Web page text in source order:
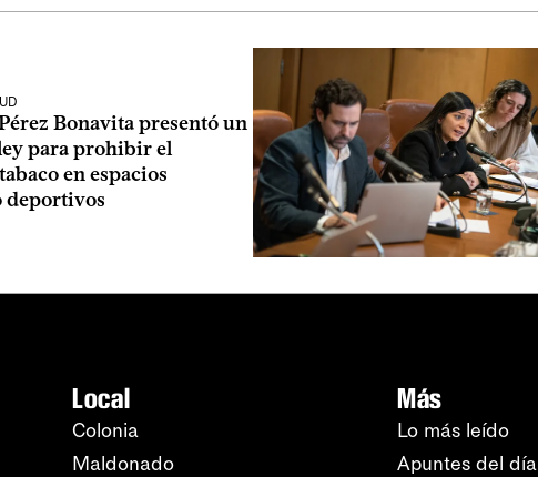
Bonavita presentó un
para prohibir el
en espacios
deportivos
Local
Colonia
Maldonado
Más
Lo más leído
Apuntes del día